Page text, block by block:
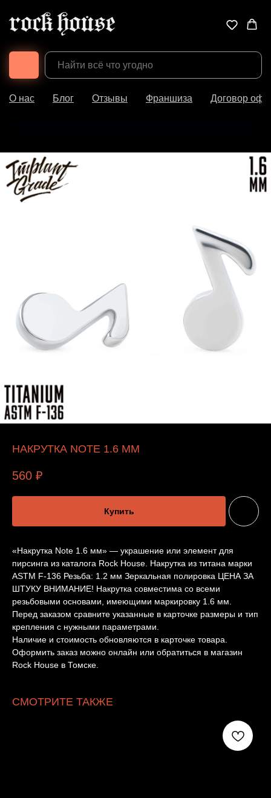
О нас Блог Отзывы Франшиза Договор
НАКРУТКА NOTE 1.6 ММ
560 ₽
Купить
«Накрутка Note 1.6 мм» — украшение или элемент для
пирсинга из каталога Rock House. Накрутка из титана марки
ASTM F-136 Резьба: 1.2 мм Зеркальная полировка ЦЕНА ЗА
ШТУКУ ВНИМАНИЕ! Накрутка совместима со всеми
резьбовыми основами, имеющими маркировку 1.6 мм.
Перед заказом сравните указанные в карточке размеры и тип
крепления с нужными параметрами.
Наличие и стоимость обновляются в карточке товара.
Оформить заказ можно онлайн или обратиться в магазин
Rock House в Томске.
СМОТРИТЕ ТАКЖЕ